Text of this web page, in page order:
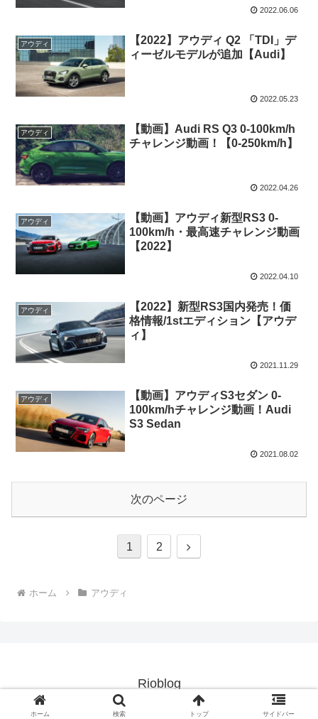
2022.06.06
アウディ
【2022】アウディ Q2 「TDI」デ
ィーゼルモデルが追加【Audi】
2022.05.23
アウディ
【動画】Audi RS Q3 0-100km/h
チャレンジ動画！【0-250km/h】
2022.04.26
アウディ
【動画】アウディ新型RS3 0-
100km/h・最高速チャレンジ動画
【2022】
2022.04.10
アウディ
【2022】新型RS3国内発売！価
格情報/1stエディション【アウデ
ィ】
2021.11.29
アウディ
【動画】アウディS3セダン 0-
100km/hチャレンジ動画！Audi
S3 Sedan
2021.08.02
次のページ
1 2
次
ホーム アウディ
Rioblog
© 2020 Rioblog.
ホーム 検索 トップ サイドバー